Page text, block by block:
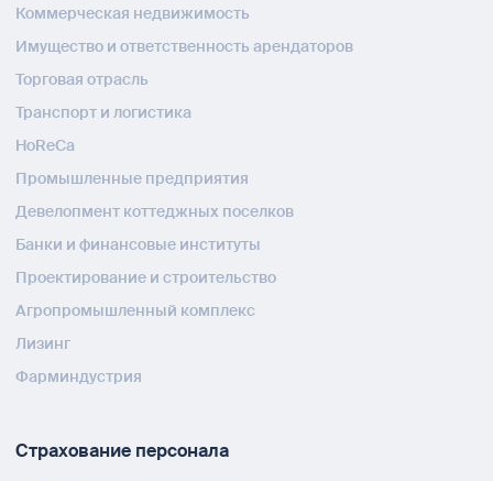
Коммерческая недвижимость
Имущество и ответственность арендаторов
Торговая отрасль
Транспорт и логистика
HoReCa
Промышленные предприятия
Девелопмент коттеджных поселков
Банки и финансовые институты
Проектирование и строительство
Агропромышленный комплекс
Лизинг
Фарминдустрия
Страхование персонала